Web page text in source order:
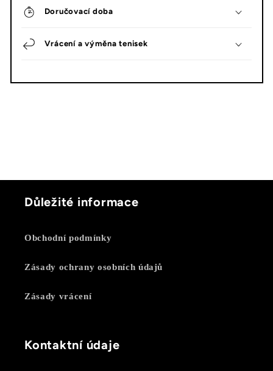
Doručovací doba
Vrácení a výměna tenisek
Důležité informace
Obchodní podmínky
Zásady ochrany osobních údajů
Zásady vrácení
Kontaktní údaje